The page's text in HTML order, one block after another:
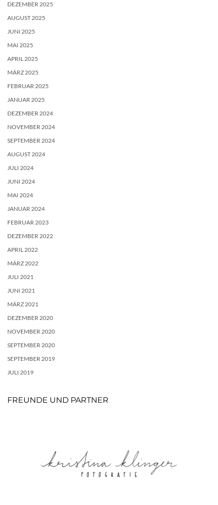
DEZEMBER 2025
AUGUST 2025
JUNI 2025
MAI 2025
APRIL 2025
MÄRZ 2025
FEBRUAR 2025
JANUAR 2025
DEZEMBER 2024
NOVEMBER 2024
SEPTEMBER 2024
AUGUST 2024
JULI 2024
JUNI 2024
MAI 2024
JANUAR 2024
FEBRUAR 2023
DEZEMBER 2022
APRIL 2022
MÄRZ 2022
JULI 2021
JUNI 2021
MÄRZ 2021
DEZEMBER 2020
NOVEMBER 2020
SEPTEMBER 2020
SEPTEMBER 2019
JULI 2019
FREUNDE UND PARTNER